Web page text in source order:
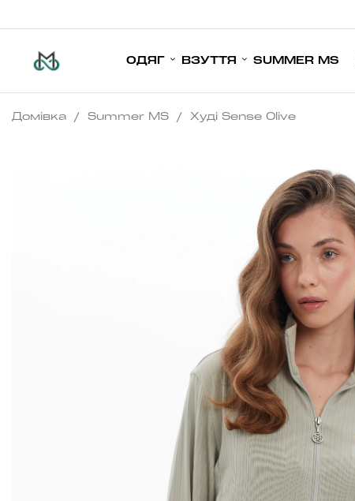
ОДЯГ ВЗУТТЯ SUMMER MS
Домівка / Summer MS / Худі Sense Olive